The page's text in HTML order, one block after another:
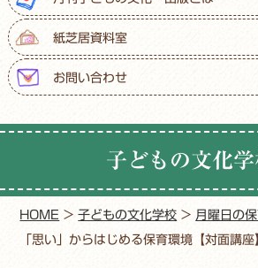
紙芝居資料室
お問い合わせ
子どもの文化学
HOME >子どもの文化学校 > 月曜日の
「思い」からはじめる保育環境【対面講座